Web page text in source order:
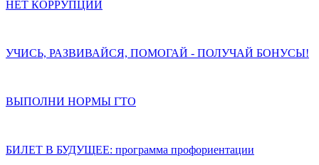
НЕТ КОРРУПЦИИ
УЧИСЬ, РАЗВИВАЙСЯ, ПОМОГАЙ - ПОЛУЧАЙ БОНУСЫ!
ВЫПОЛНИ НОРМЫ ГТО
БИЛЕТ В БУДУЩЕЕ: программа профориентации